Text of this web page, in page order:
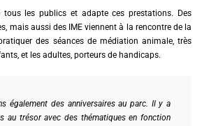
tous les publics et adapte ces prestations. Des
mais aussi des IME viennent à la rencontre de la
des séances de médiation animale, très
et les adultes, porteurs de handicaps.
également des anniversaires au parc. Il y a
au trésor avec des thématiques en fonction